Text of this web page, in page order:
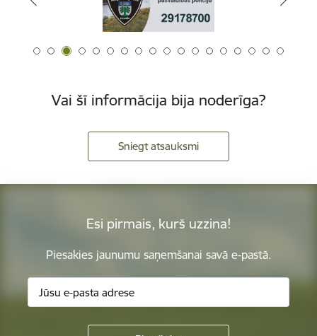
Vai šī informācija bija noderīga?
Sniegt atsauksmi
Esi pirmais, kurš uzzina!
Piesakies jaunumu saņemšanai savā e-pastā.